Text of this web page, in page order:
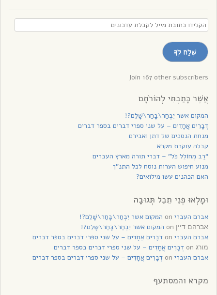
הקלידו
כתובת
מייל
לקבלת
עדכונים
שְׁלַח לְךָ
Join 167 other subscribers
אֲשֶׁר כָּתַבְתִּי לְהוֹרֹתָם
המקום אשר יִבְחַר\בָּחַר\שָׁלֵם?!
דְבָרִים אֲחָדִים – על שני ספרי דברים בספר דברים
מנחת הנסכים של דתן ואבירם
קבלה עוקרת מקרא
“רַב מְחוֹלֵל כֹּל” – דברי תורה מארץ העברים
מנוע חיפוש הערות נוסח לכל התנ”ך
האם הכהנים עשו מילואים?
וּמָלְאוּ פְנֵי תֵבֵל תְּגוּבָה
אברם העברי המקום אשר יִבְחַר\בָּחַר\שָׁלֵם?!
אברהם דיין
המקום אשר יִבְחַר\בָּחַר\שָׁלֵם?!
אברם העברי
דְבָרִים אֲחָדִים – על שני ספרי דברים בספר דברים
מורג
דְבָרִים אֲחָדִים – על שני ספרי דברים בספר דברים
אברם העברי
דְבָרִים אֲחָדִים – על שני ספרי דברים בספר דברים
מקרא והמסתעף